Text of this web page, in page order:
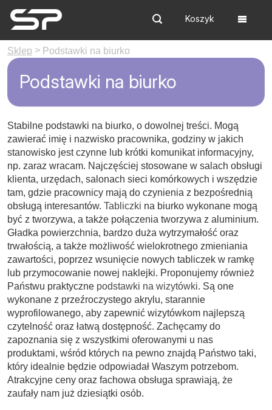
Koszyk
Sklep > Podstawki na biurko
Podstawki na biurko
Stabilne podstawki na biurko, o dowolnej treści. Mogą
zawierać imię i nazwisko pracownika, godziny w jakich
stanowisko jest czynne lub krótki komunikat informacyjny,
np. zaraz wracam. Najczęściej stosowane w salach obsługi
klienta, urzędach, salonach sieci komórkowych i wszędzie
tam, gdzie pracownicy mają do czynienia z bezpośrednią
obsługą interesantów. Tabliczki na biurko wykonane mogą
być z tworzywa, a także połączenia tworzywa z aluminium.
Gładka powierzchnia, bardzo duża wytrzymałość oraz
trwałością, a także możliwość wielokrotnego zmieniania
zawartości, poprzez wsunięcie nowych tabliczek w ramkę
lub przymocowanie nowej naklejki. Proponujemy również
Państwu praktyczne podstawki na wizytówki. Są one
wykonane z przeźroczystego akrylu, starannie
wyprofilowanego, aby zapewnić wizytówkom najlepszą
czytelność oraz łatwą dostępność. Zachęcamy do
zapoznania się z wszystkimi oferowanymi u nas
produktami, wśród których na pewno znajdą Państwo taki,
który idealnie będzie odpowiadał Waszym potrzebom.
Atrakcyjne ceny oraz fachowa obsługa sprawiają, że
zaufały nam już dziesiątki osób.